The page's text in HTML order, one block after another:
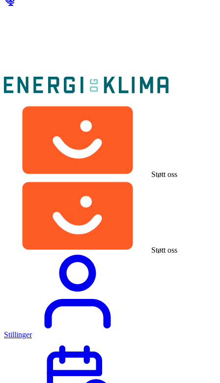
Støtt oss
Støtt oss
Stillinger